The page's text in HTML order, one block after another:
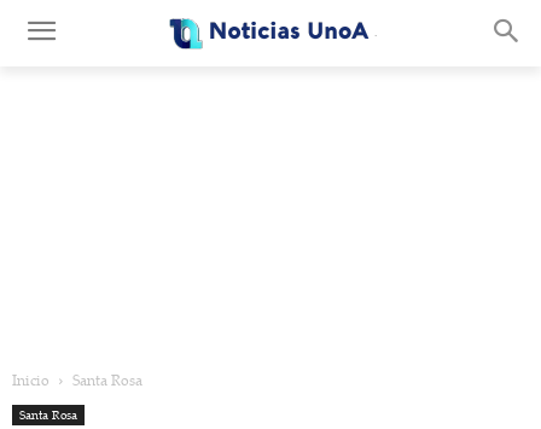
Inicio Santa Rosa
Santa Rosa